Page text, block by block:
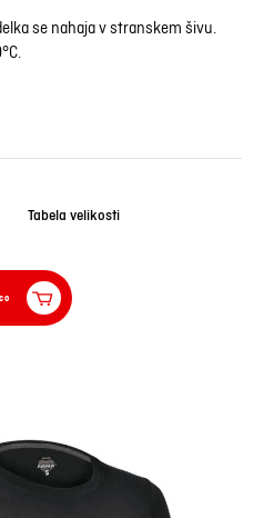
se nahaja v stranskem šivu.
Tabela velikosti